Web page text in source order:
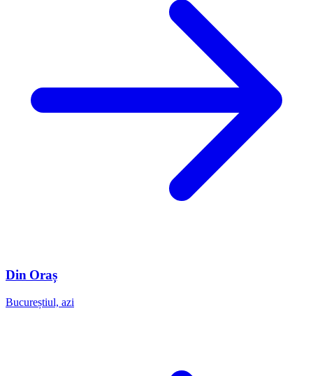
Din Oraș
Bucureștiul, azi